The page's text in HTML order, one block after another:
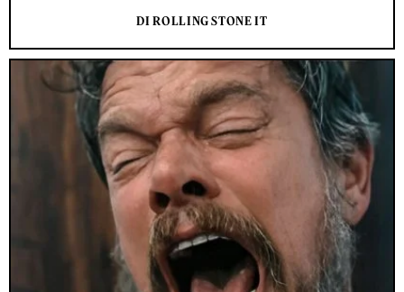
DI ROLLING STONE IT